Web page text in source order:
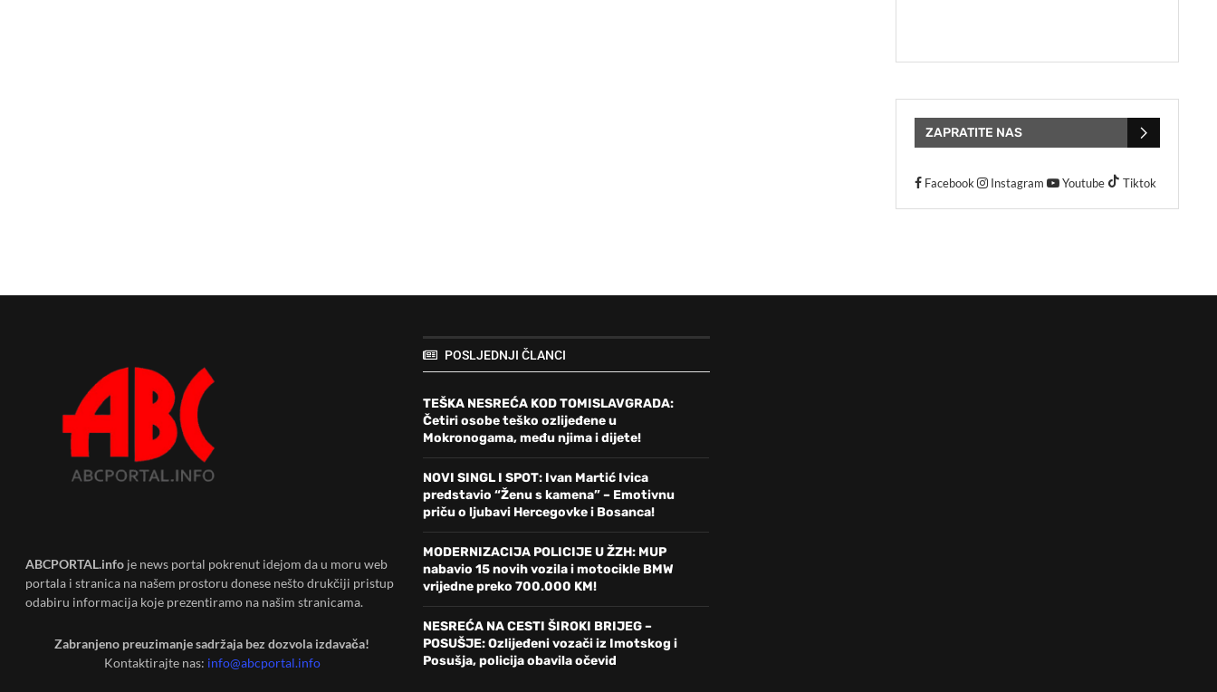
ZAPRATITE NAS
Facebook Instagram Youtube Tiktok
ABCPORTAL.info je news portal pokrenut idejom da u moru web
portala i stranica na našem prostoru donese nešto drukčiji pristup
odabiru informacija koje prezentiramo na našim stranicama.
Zabranjeno preuzimanje sadržaja bez dozvola izdavača!
Kontaktirajte nas: info@abcportal.info
POSLJEDNJI ČLANCI
TEŠKA NESREĆA KOD TOMISLAVGRADA:
Četiri osobe teško ozlijeđene u
Mokronogama, među njima i dijete!
NOVI SINGL I SPOT: Ivan Martić Ivica
predstavio “Ženu s kamena” – Emotivnu
priču o ljubavi Hercegovke i Bosanca!
MODERNIZACIJA POLICIJE U ŽZH: MUP
nabavio 15 novih vozila i motocikle BMW
vrijedne preko 700.000 KM!
NESREĆA NA CESTI ŠIROKI BRIJEG –
POSUŠJE: Ozlijeđeni vozači iz Imotskog i
Posušja, policija obavila očevid